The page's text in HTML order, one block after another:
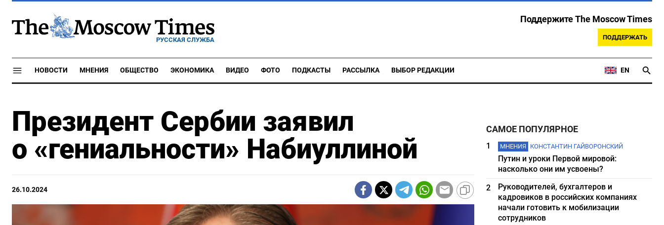
РУССКАЯ СЛУЖБА
Поддержите The Moscow Times
ПОДДЕРЖАТЬ
НОВОСТИ МНЕНИЯ ОБЩЕСТВО ЭКОНОМИКА ВИДЕО ФОТО ПОДКАСТЫ РАССЫЛКА ВЫБОР РЕДАКЦИИ EN
Президент Сербии заявил
о «гениальности» Набиуллиной
26.10.2024
САМОЕ ПОПУЛЯРНОЕ
1 МНЕНИЯ КОНСТАНТИН ГАЙВОРОНСКИЙ
Путин и уроки Первой мировой:
насколько они им усвоены?
2
Руководителей, бухгалтеров и
кадровиков в российских компаниях
начали готовить к мобилизации
сотрудников